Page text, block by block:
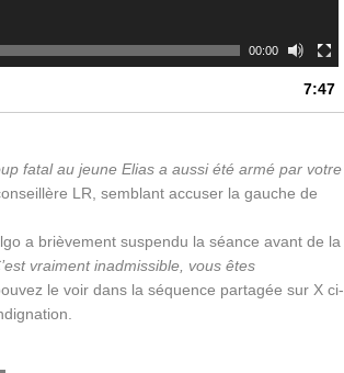
00:00
7:47
fatal au jeune Elias a aussi été armé par votre
LR, semblant accuser la gauche de
a brièvement suspendu la séance avant de la
vraiment inadmissible, vous êtes
le voir dans la séquence partagée sur X ci-